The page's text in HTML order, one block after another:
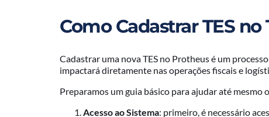
Como Cadastrar TES
Cadastrar uma nova TES no Protheus é um
impactará diretamente nas operações fiscais e
Preparamos um guia básico para ajudar até
Acesso ao Sistema: primeiro, é necessário